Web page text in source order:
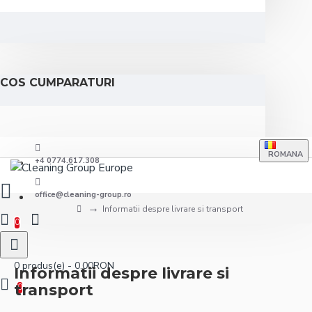
COS CUMPARATURI
+4 0774.617.308
office@cleaning-group.ro
ROMANA
0
0 produs(e) - 0,00RON
0
Informatii despre livrare si transport
Informatii despre livrare si
transport